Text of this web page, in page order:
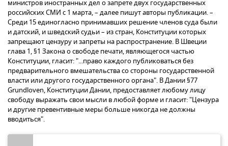
министров иностранных дел о запрете двух государственных
российских СМИ с 1 марта, – далее пишут авторы публикации. –
Среди 15 единогласно принимавших решение членов суда были
и датский, и шведский судьи – из стран, Конституции которых
запрещают цензуру и запреты на распространение. В Швеции
глава 1, §1 Закона о свободе печати, являющегося частью
Конституции, гласит: "...право каждого публиковаться без
предварительного вмешательства со стороны государственной
власти или другого государственного органа". В Дании §77
Grundloven, Конституции Дании, предоставляет любому лицу
свободу выражать свои мысли в любой форме и гласит: "Цензура
и другие превентивные меры больше никогда не должны
вводиться".